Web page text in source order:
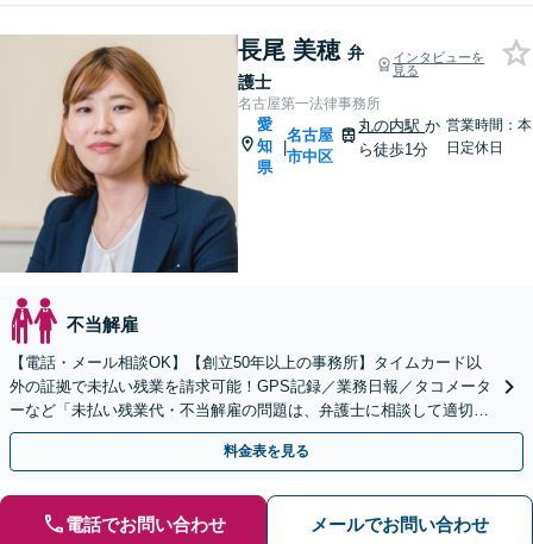
長尾 美穂 弁
護士
インタビューを
見る
名古屋第一法律事務所
愛
知
県
|
名古屋
市中区
丸の内駅か
ら徒歩1分
営業時間：本
日定休日
不当解雇
【電話・メール相談OK】【創立50年以上の事務所】タイムカード以
外の証拠で未払い残業を請求可能！GPS記録／業務日報／タコメータ
ーなど「未払い残業代・不当解雇の問題は、弁護士に相談して適切に
対処しましょう」【丸の内駅1分】【初回相談無料】
料金表を見る
電話でお問い合わせ メールでお問い合わせ